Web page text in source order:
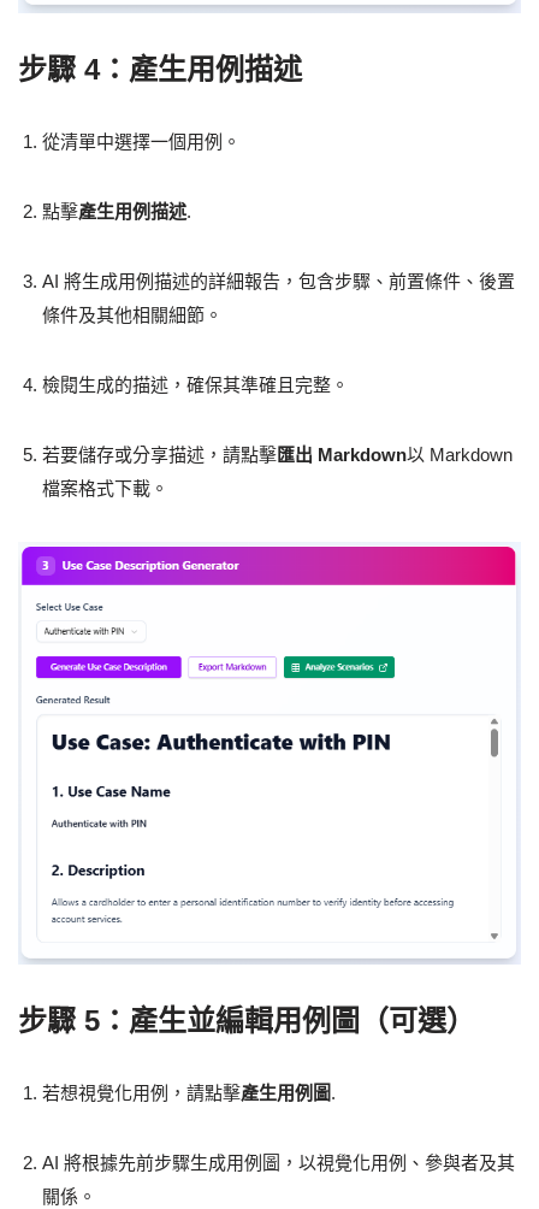
步驟 4：產生用例描述
從清單中選擇一個用例。
點擊產生用例描述.
AI 將生成用例描述的詳細報告，包含步驟、前置條件、後置
條件及其他相關細節。
檢閱生成的描述，確保其準確且完整。
若要儲存或分享描述，請點擊匯出 Markdown以 Markdown
檔案格式下載。
步驟 5：產生並編輯用例圖（可選）
若想視覺化用例，請點擊產生用例圖.
AI 將根據先前步驟生成用例圖，以視覺化用例、參與者及其
關係。